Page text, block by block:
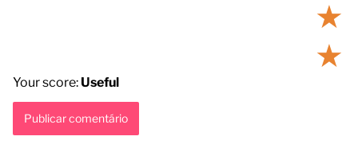
★
★
Your score: Useful